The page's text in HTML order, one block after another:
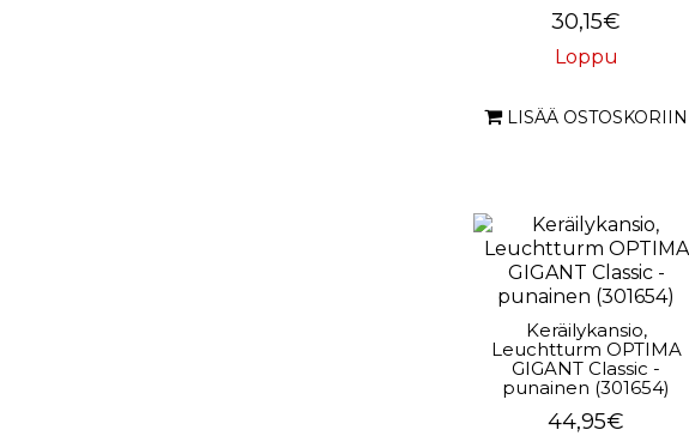
30,15€
Loppu
LISÄÄ OSTOSKORIIN
Keräilykansio,
Leuchtturm OPTIMA
GIGANT Classic -
punainen (301654)
44,95€